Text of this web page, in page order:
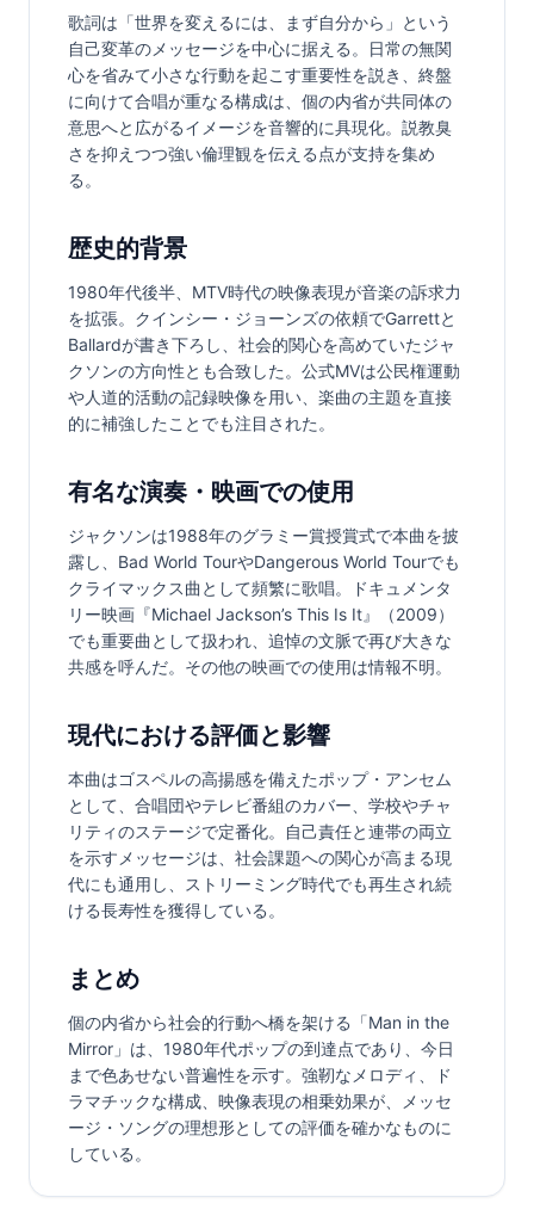
歌詞は「世界を変えるには、まず自分から」という
自己変革のメッセージを中心に据える。日常の無関
心を省みて小さな行動を起こす重要性を説き、終盤
に向けて合唱が重なる構成は、個の内省が共同体の
意思へと広がるイメージを音響的に具現化。説教臭
さを抑えつつ強い倫理観を伝える点が支持を集め
る。
歴史的背景
1980年代後半、MTV時代の映像表現が音楽の訴求力
を拡張。クインシー・ジョーンズの依頼でGarrettと
Ballardが書き下ろし、社会的関心を高めていたジャ
クソンの方向性とも合致した。公式MVは公民権運動
や人道的活動の記録映像を用い、楽曲の主題を直接
的に補強したことでも注目された。
有名な演奏・映画での使用
ジャクソンは1988年のグラミー賞授賞式で本曲を披
露し、Bad World TourやDangerous World Tourでも
クライマックス曲として頻繁に歌唱。ドキュメンタ
リー映画『Michael Jackson’s This Is It』（2009）
でも重要曲として扱われ、追悼の文脈で再び大きな
共感を呼んだ。その他の映画での使用は情報不明。
現代における評価と影響
本曲はゴスペルの高揚感を備えたポップ・アンセム
として、合唱団やテレビ番組のカバー、学校やチャ
リティのステージで定番化。自己責任と連帯の両立
を示すメッセージは、社会課題への関心が高まる現
代にも通用し、ストリーミング時代でも再生され続
ける長寿性を獲得している。
まとめ
個の内省から社会的行動へ橋を架ける「Man in the
Mirror」は、1980年代ポップの到達点であり、今日
まで色あせない普遍性を示す。強靭なメロディ、ド
ラマチックな構成、映像表現の相乗効果が、メッセ
ージ・ソングの理想形としての評価を確かなものに
している。